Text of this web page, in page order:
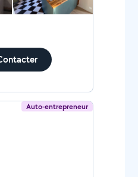
Auto-entrepreneur